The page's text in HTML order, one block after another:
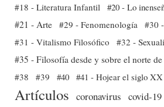
#18 - Literatura Infantil #20 - Lo
#21 - Arte #29 - Fenomenología
#30
#31 - Vitalismo Filosófico
#32 -
#35 - Filosofía desde y sobre el norte
#38
#39 #40 #41 - Hojear el siglo XX
Artículos coronavirus covid-19